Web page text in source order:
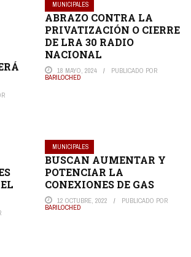
MUNICIPALES
ABRAZO CONTRA LA
PRIVATIZACIÓN O CIERRE
DE LRA 30 RADIO
NACIONAL
18 MAYO, 2024 PUBLICADO POR
BARILOCHED
MUNICIPALES
BUSCAN AUMENTAR Y
POTENCIAR LA
CONEXIONES DE GAS
12 OCTUBRE, 2022 PUBLICADO POR
BARILOCHED